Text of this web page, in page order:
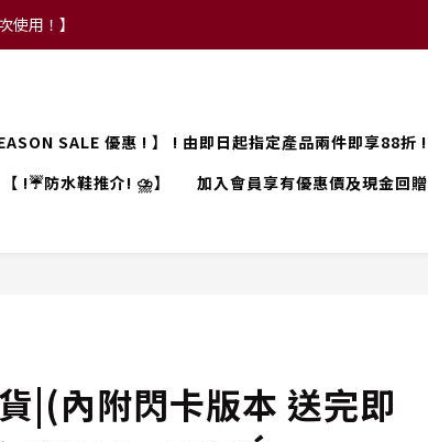
】
使用！】
SALE 優惠 ! 】 ! 由即日起指定產品兩件即享88折 !
【 !☔防水鞋推介! ⛈️】 加入會員享有優惠價及現金回贈
|(內附閃卡版本 送完即